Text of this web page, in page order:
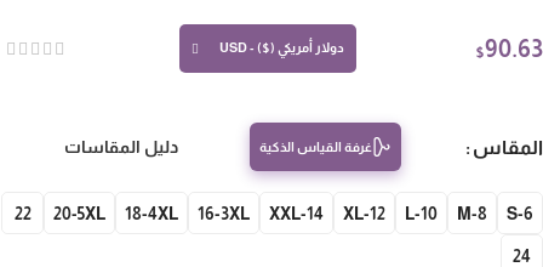
$ دولار أمريكي ($) - USD
غرفة القياس الذكية دليل المقاسات
S-
10-L
12-XL
14-XXL
16-3XL
18-4XL
20-5XL
22
24